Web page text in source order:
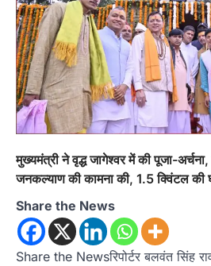
मुख्यमंत्री ने वृद्ध जागेश्वर में की पूजा-
जनकल्याण की कामना की, 1.5 क्विंटल की
Share the News
Share the Newsरिपोर्टर बलवंत सिंह